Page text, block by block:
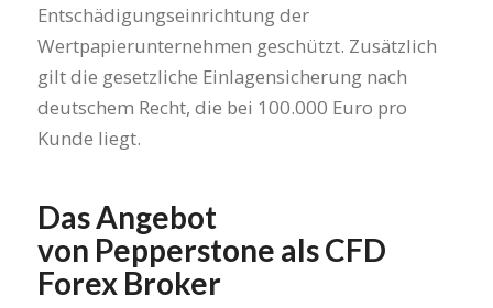
Entschädigungseinrichtung der
Wertpapierunternehmen geschützt. Zusätzlich
gilt die gesetzliche Einlagensicherung nach
deutschem Recht, die bei 100.000 Euro pro
Kunde liegt.
Das Angebot
von Pepperstone als CFD
Forex Broker